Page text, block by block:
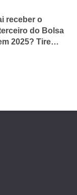
receber o
do Bolsa
2025? Tire